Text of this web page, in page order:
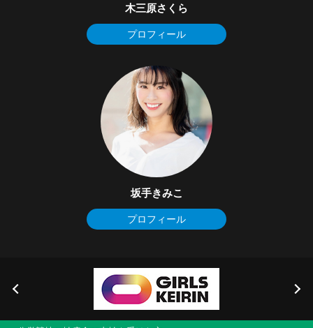
木三原さくら
プロフィール
坂手きみこ
プロフィール